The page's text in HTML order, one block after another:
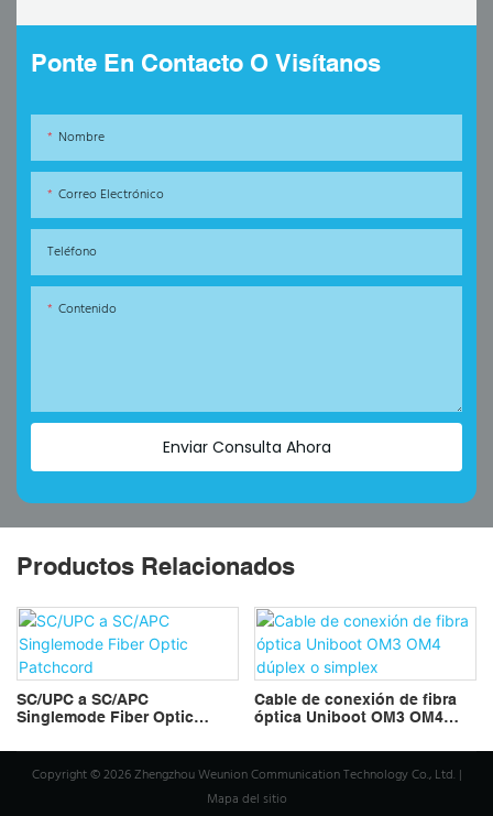
Ponte En Contacto O Visítanos
Nombre
Correo Electrónico
Teléfono
Contenido
Enviar Consulta Ahora
Productos Relacionados
SC/UPC a SC/APC
Singlemode Fiber Optic
Cable de conexión de fibra
óptica Uniboot OM3 OM4
Copyright © 2026 Zhengzhou Weunion Communication Technology Co., Ltd. |
Mapa del sitio